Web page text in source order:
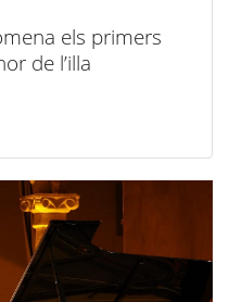
els primers
de l’illa